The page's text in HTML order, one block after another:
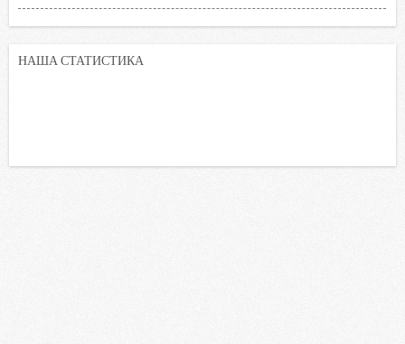
НАША СТАТИСТИКА